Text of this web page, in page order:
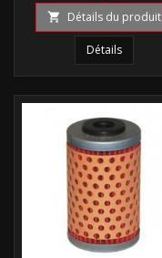
 Détails du produit
Détails